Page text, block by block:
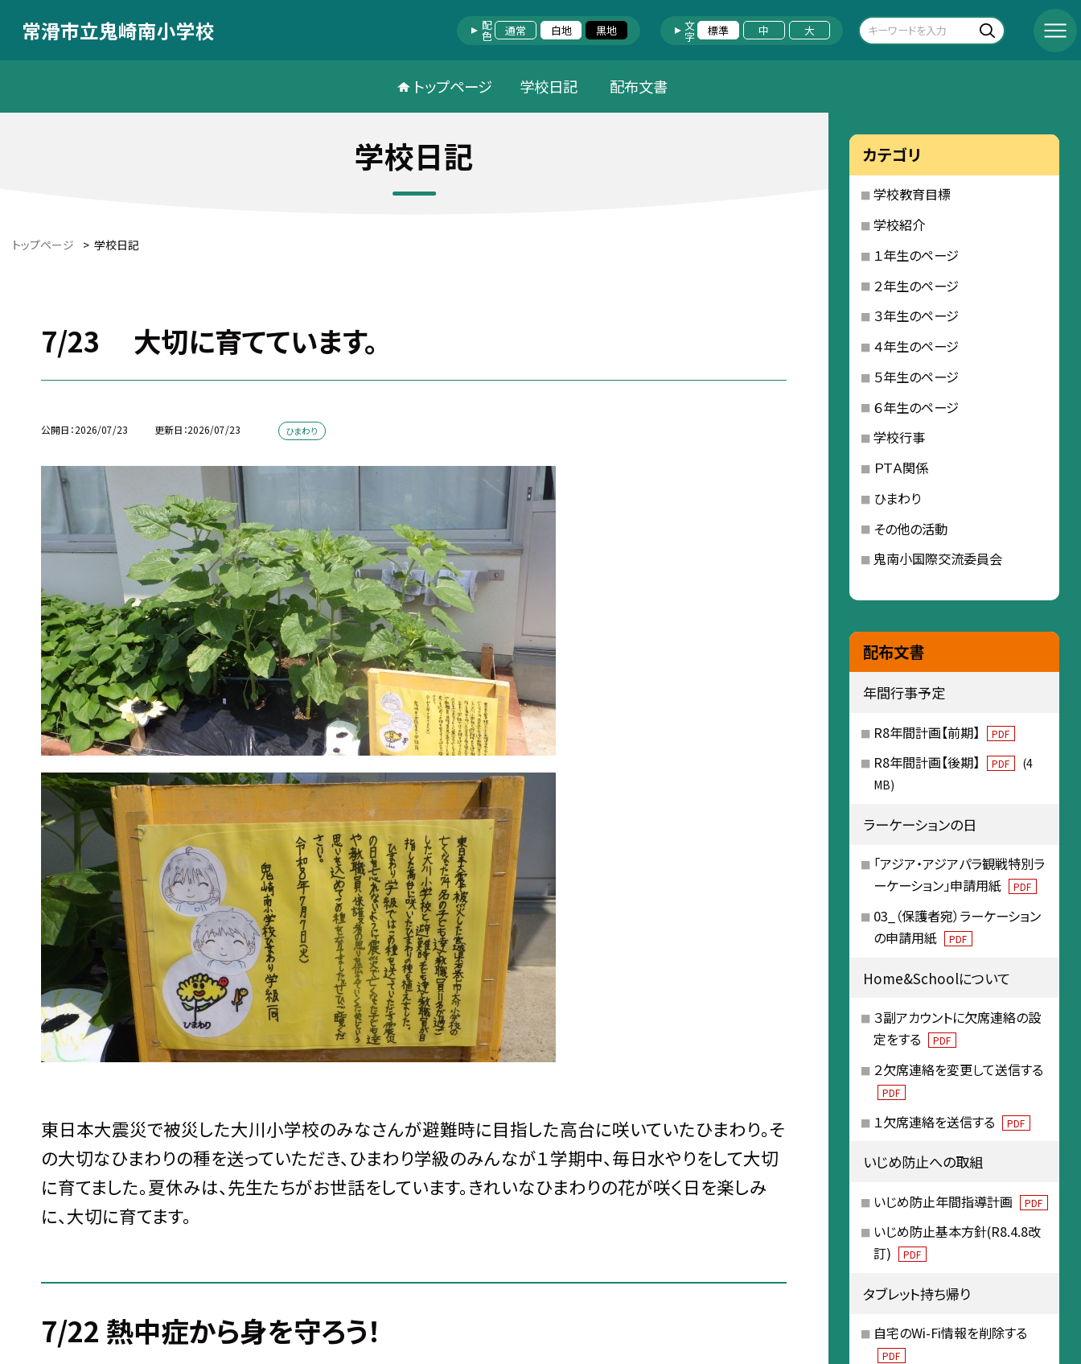
常滑市立鬼崎南小学校 配色 通常 白地 黒地 文字 標準 中 大
トップページ 学校日記 配布文書
学校日記
トップページ > 学校日記
7/23 大切に育てています。
公開日 2026/07/23 更新日 2026/07/23 ひまわり
東日本大震災で被災した大川小学校のみなさんが避難時に目指した高台に咲いていたひまわり。そ
の大切なひまわりの種を送っていただき、ひまわり学級のみんなが１学期中、毎日水やりをして大切
に育てました。夏休みは、先生たちがお世話をしています。きれいなひまわりの花が咲く日を楽しみ
に、大切に育てます。
7/22 熱中症から身を守ろう！
カテゴリ
学校教育目標
学校紹介
１年生のページ
２年生のページ
３年生のページ
４年生のページ
５年生のページ
６年生のページ
学校行事
ＰＴＡ関係
ひまわり
その他の活動
鬼南小国際交流委員会
配布文書
年間行事予定
R8年間計画【前期】 PDF
R8年間計画【後期】 PDF
(4
MB)
ラーケーションの日
「アジア・アジアパラ観戦特別ラ
ーケーション」申請用紙
PDF
03_（保護者宛）ラーケーション
の申請用紙
PDF
Home&Schoolについて
３副アカウントに欠席連絡の設
定をする
PDF
２欠席連絡を変更して送信する
PDF
１欠席連絡を送信する PDF
いじめ防止への取組
いじめ防止年間指導計画 PDF
いじめ防止基本方針(R8.4.8改
訂)
PDF
タブレット持ち帰り
自宅のWi-Fi情報を削除する
PDF